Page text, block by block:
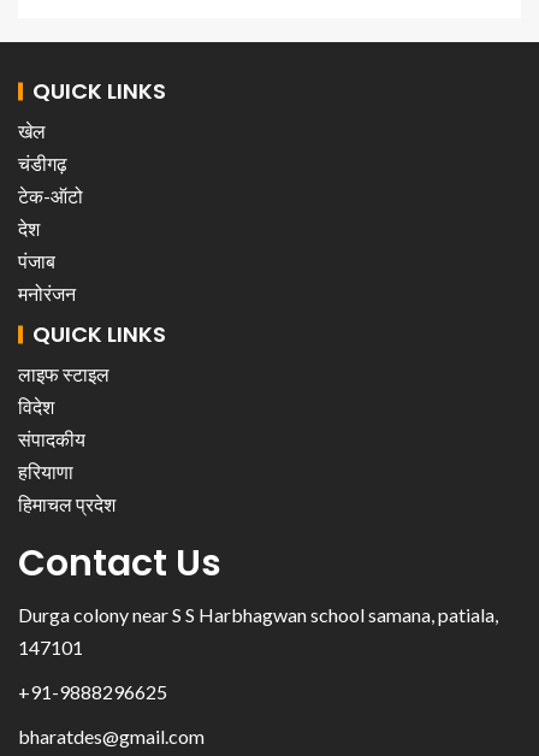
QUICK LINKS
खेल
चंडीगढ़
टेक-ऑटो
देश
पंजाब
मनोरंजन
QUICK LINKS
लाइफ स्टाइल
विदेश
संपादकीय
हरियाणा
हिमाचल प्रदेश
Contact Us
Durga colony near S S Harbhagwan school samana, patiala,
147101
+91-9888296625
bharatdes@gmail.com